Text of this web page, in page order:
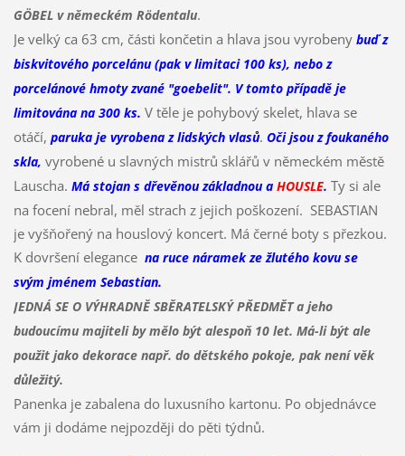
GÖBEL v německém Rödentalu.
Je velký ca 63 cm, části končetin a hlava jsou vyrobeny buď z
biskvitového porcelánu (pak v limitaci 100 ks), nebo z
porcelánové hmoty zvané "goebelit". V tomto případě je
limitována na 300 ks. V těle je pohybový skelet, hlava se
otáčí, paruka je vyrobena z lidských vlasů. Oči jsou z foukaného
skla, vyrobené u slavných mistrů sklářů v německém městě
Lauscha. Má stojan s dřevěnou základnou a HOUSLE. Ty si ale
na focení nebral, měl strach z jejich poškození. SEBASTIAN
je vyšňořený na houslový koncert. Má černé boty s přezkou.
K dovršení elegance na ruce náramek ze žlutého kovu se
svým jménem Sebastian.
JEDNÁ SE O VÝHRADNĚ SBĚRATELSKÝ PŘEDMĚT a jeho
budoucímu majiteli by mělo být alespoň 10 let. Má-li být ale
použit jako dekorace např. do dětského pokoje, pak není věk
důležitý.
Panenka je zabalena do luxusního kartonu. Po objednávce
vám ji dodáme nejpozději do pěti týdnů.